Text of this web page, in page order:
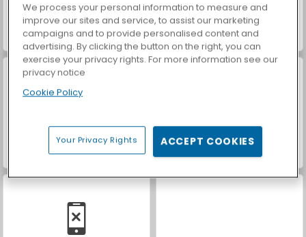
Car Parking City Duel ASMR Makeover & Makeup Studio
World War 2 Shooter Farm Merge Valley
We process your personal information to measure and
improve our sites and service, to assist our marketing
campaigns and to provide personalised content and
advertising. By clicking the button on the right, you can
exercise your privacy rights. For more information see our
privacy notice
Cookie Policy
Your Privacy Rights ACCEPT COOKIES